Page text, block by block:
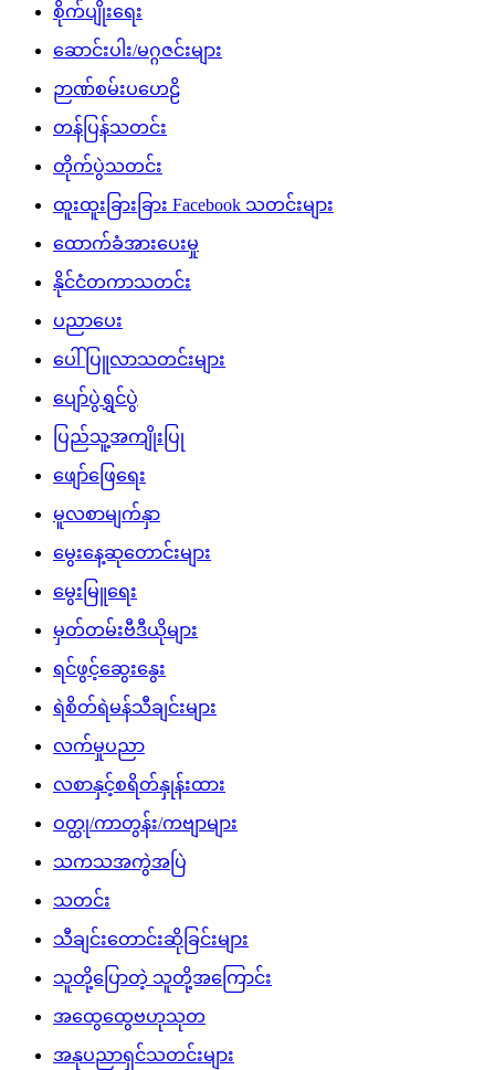
စိုက်ပျိုးရေး
ဆောင်းပါး/မဂ္ဂဇင်းများ
ဉာဏ်စမ်းပဟေဠိ
တန်ပြန်သတင်း
တိုက်ပွဲသတင်း
ထူးထူးခြားခြား Facebook သတင်းများ
ထောက်ခံအားပေးမှု
နိုင်ငံတကာသတင်း
ပညာပေး
ပေါ်ပြူလာသတင်းများ
ပျော်ပွဲရွှင်ပွဲ
ပြည်သူ့အကျိုးပြု
ဖျော်ဖြေရေး
မူလစာမျက်နှာ
မွေးနေ့ဆုတောင်းများ
မွေးမြူရေး
မှတ်တမ်းဗီဒီယိုများ
ရင်ဖွင့်ဆွေးနွေး
ရဲစိတ်ရဲမန်သီချင်းများ
လက်မှုပညာ
လစာနှင့်စရိတ်နှုန်းထား
ဝတ္ထု/ကာတွန်း/ကဗျာများ
သကသအကွဲအပြဲ
သတင်း
သီချင်းတောင်းဆိုခြင်းများ
သူတို့ပြောတဲ့ သူတို့အကြောင်း
အထွေထွေဗဟုသုတ
အနုပညာရှင်သတင်းများ